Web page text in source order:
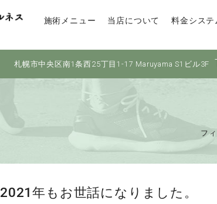
施術メニュー 当店について 料金システ
札幌市中央区南1条西25丁目1-17 Maruyama S1ビル3F
フ
2021年もお世話になりました。